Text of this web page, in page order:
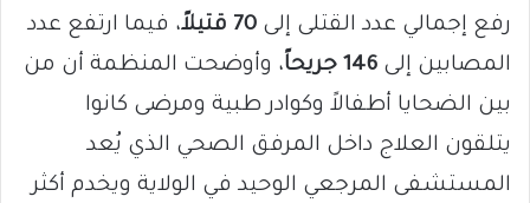
رفع إجمالي عدد القتلى إلى 70 قتيلاً
، فيما ارتفع عدد
المصابين إلى 146 جريحاً
، وأوضحت المنظمة أن من
بين الضحايا أطفالاً وكوادر طبية ومرضى كانوا
يتلقون العلاج داخل المرفق الصحي الذي يُعد
المستشفى المرجعي الوحيد في الولاية ويخدم أكثر